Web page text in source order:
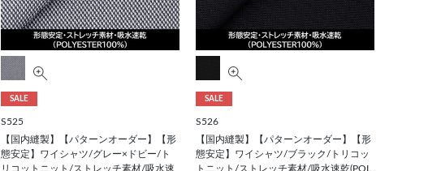
SALE
S525
【国内縫製】【パターンオーダー】【形
態安定】ワイシャツ/グレー×ドビー/ト
リコットニット/ストレッチ素材/吸水速
SALE
S526
【国内縫製】【パターンオーダー】【形
態安定】ワイシャツ/ブラック/トリコッ
トニット/ストレッチ素材/吸水速乾(POL